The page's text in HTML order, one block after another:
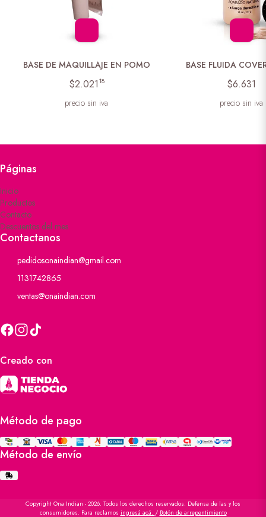
BASE DE MAQUILLAJE EN POMO
$2.021 18
precio sin iva
BASE FLUIDA
$6.631
precio sin iva
Páginas
Inicio
Productos
Contacto
Descuentos del mes
Contactanos
pedidosonaindian@gmail.com
1131742865
ventas@onaindian.com
Creado con
Método de pago
Método de envío
Copyright Ona Indian - 2026. Todos los derechos reservados. Defensa de las y los
consumidores. Para reclamos ingresá acá. / Botón de arrepentimiento